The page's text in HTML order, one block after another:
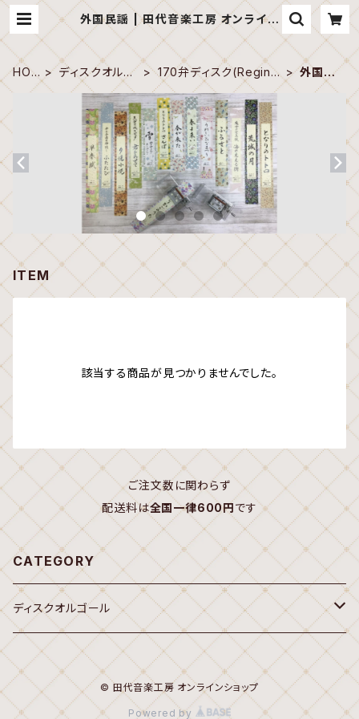
外国民謡 | 田代音楽工房 オンライン
ショップ
HO
ディスクオルゴ
ール
170弁ディスク(Regina
27")
外国民
ITEM
該当する商品が見つかりませんでした。
ご注文数に関わらず
配送料は全国一律600円です
CATEGORY
ディスクオルゴール
オルゴール
20弁ディスク(Sankyo,Rhythm 7")
© 田代音楽工房 オンラインショップ
Powered by